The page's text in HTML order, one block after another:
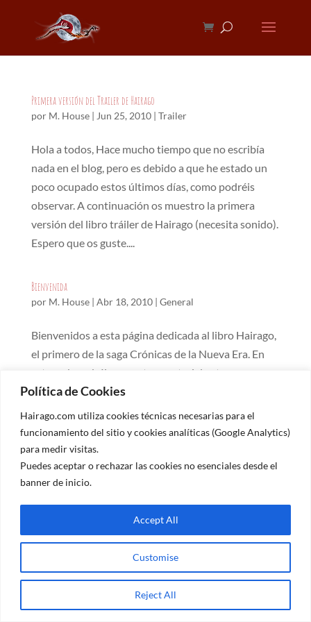
Política de Cookies
Hairago.com utiliza cookies técnicas necesarias para el
funcionamiento del sitio y cookies analíticas (Google Analytics)
para medir visitas.
Puedes aceptar o rechazar las cookies no esenciales desde el
banner de inicio.
Customise
Reject All
Accept All
Primera versión del Trailer de Hairago
por M. House| Jun 25, 2010| Trailer
Hola a todos, Hace mucho tiempo que no escribía
nada en el blog, pero es debido a que he estado un
poco ocupado estos últimos días, como podréis
observar. A continuación os muestro la primera
versión del libro tráiler de Hairago (necesita sonido).
Espero que os guste....
Bienvenida
por M. House| Abr 18, 2010| General
Bienvenidos a esta página dedicada al libro Hairago,
el primero de la saga Crónicas de la Nueva Era. En
esta web podréis encontrar material extra
relacionado con el mundo de Hairago y todo lo que
le rodea. El propósito de esta página es que todos
los fans tengan un...